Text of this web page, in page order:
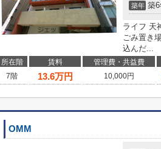
築年 築
ライフ 天
ごみ置き
込んだ...
所在階 賃料 管理費・共益費
7階
13.6万円 10,000円
OMM